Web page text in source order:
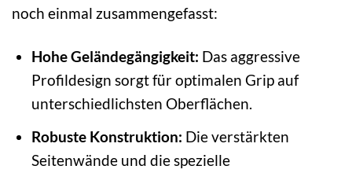
noch einmal zusammengefasst:
Hohe Geländegängigkeit: Das aggressive
Profildesign sorgt für optimalen Grip auf
unterschiedlichsten Oberflächen.
Robuste Konstruktion: Die verstärkten
Seitenwände und die spezielle